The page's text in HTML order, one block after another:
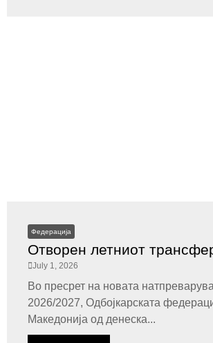
Федерација
Отворен летниот
July 1, 2026
Во пресрет на новата
2026/2027, Одбојкарската
Македонија од денеска...